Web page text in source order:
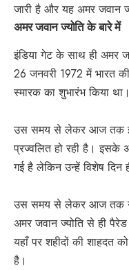
जारी है और यह अमर जवान
अमर जवान ज्योति के बारे में
इंडिया गेट के साथ ही अमर
26 जनवरी 1972 में भारत की
स्मारक का शुभारंभ किया था।
उस समय से लेकर आज तक
प्रज्वलित हो रही है। इसके
गई है लेकिन उन्हें विशेष दिन
उस समय से लेकर आज तक
अमर जवान ज्योति से ही
यहाँ पर शहीदों की शाहदत
है।